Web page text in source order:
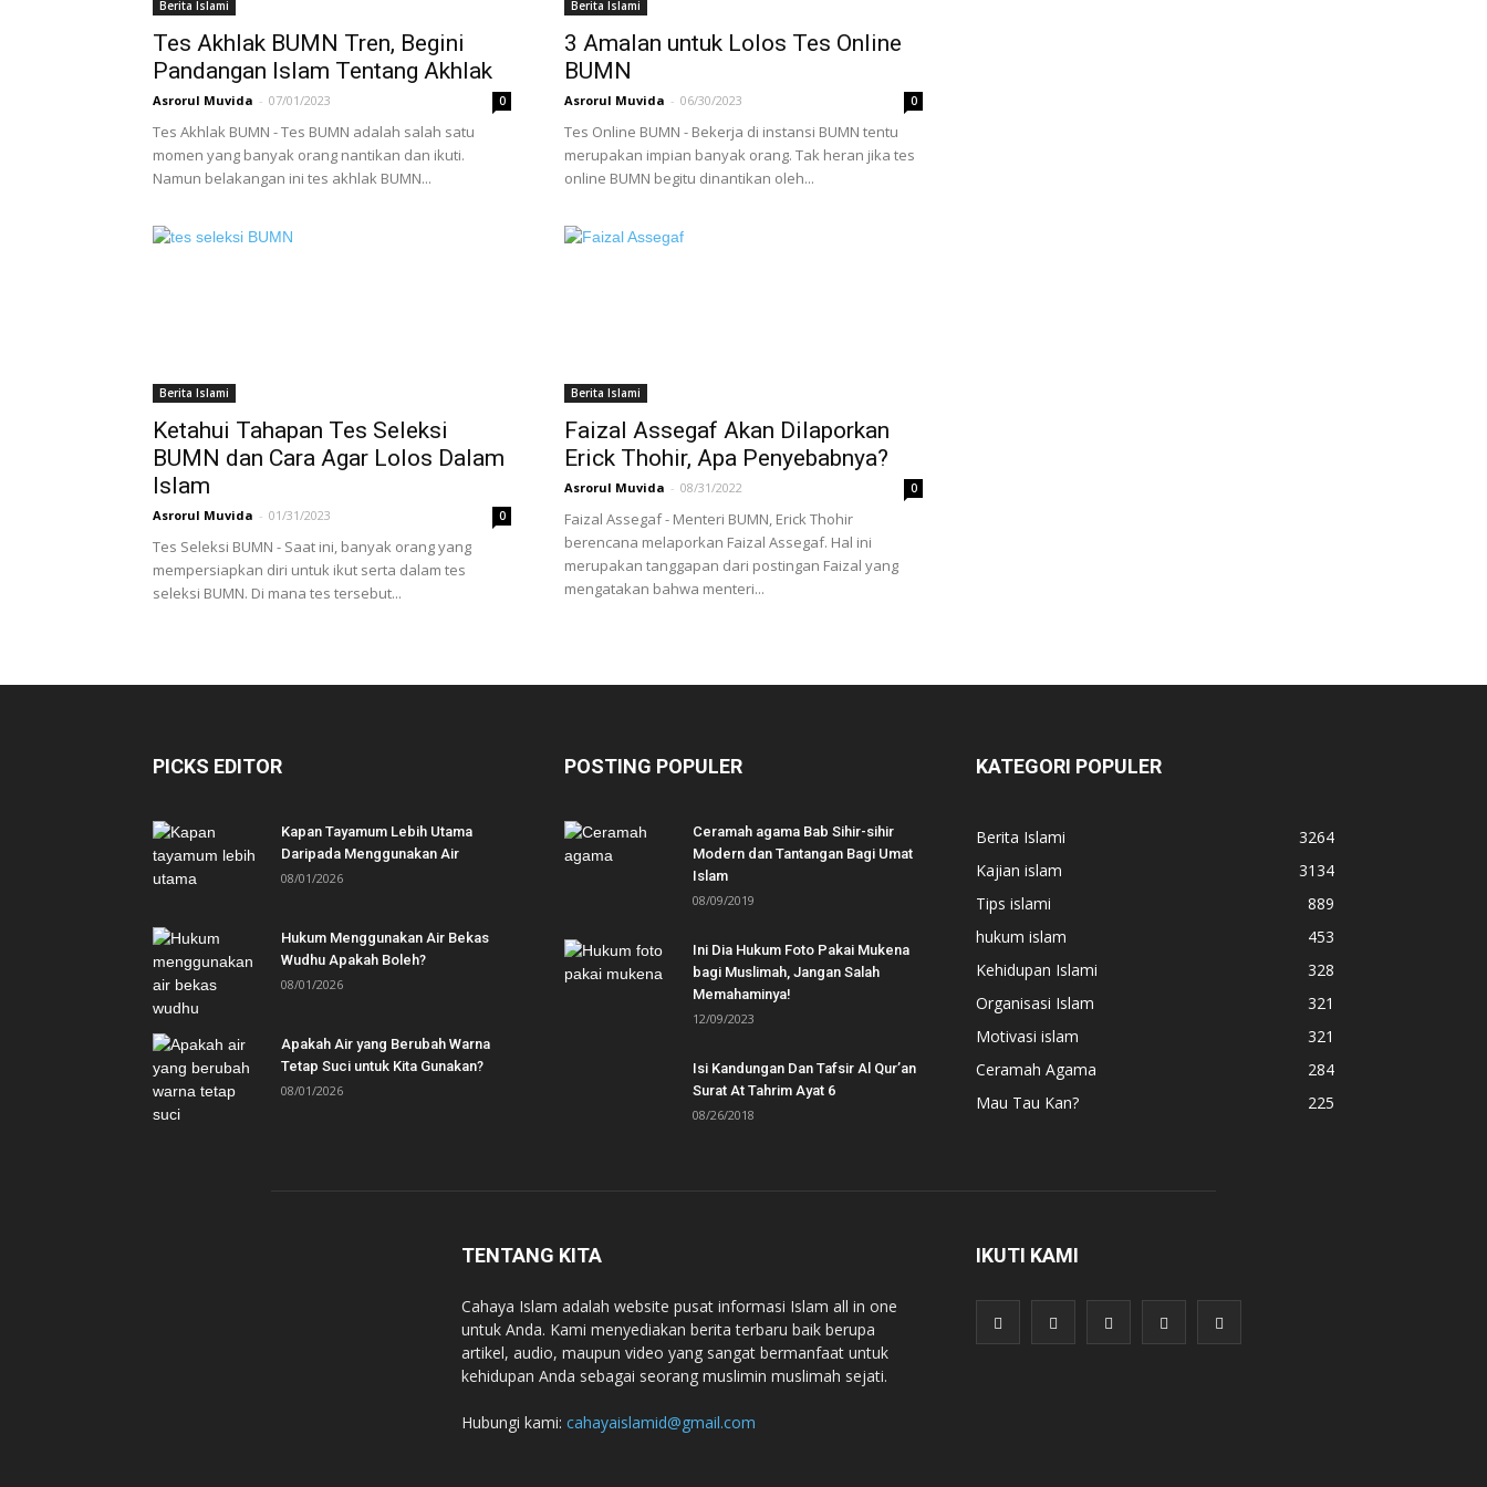
Berita Islami
Tes Akhlak BUMN Tren, Begini
Pandangan Islam Tentang Akhlak
Asrorul Muvida - 07/01/2023 0
Tes Akhlak BUMN - Tes BUMN adalah salah satu
momen yang banyak orang nantikan dan ikuti.
Namun belakangan ini tes akhlak BUMN...
Berita Islami
3 Amalan untuk Lolos Tes Online
BUMN
Asrorul Muvida - 06/30/2023 0
Tes Online BUMN - Bekerja di instansi BUMN tentu
merupakan impian banyak orang. Tak heran jika tes
online BUMN begitu dinantikan oleh...
Berita Islami
Ketahui Tahapan Tes Seleksi
BUMN dan Cara Agar Lolos Dalam
Islam
Asrorul Muvida - 01/31/2023 0
Tes Seleksi BUMN - Saat ini, banyak orang yang
mempersiapkan diri untuk ikut serta dalam tes
seleksi BUMN. Di mana tes tersebut...
Berita Islami
Faizal Assegaf Akan Dilaporkan
Erick Thohir, Apa Penyebabnya?
Asrorul Muvida - 08/31/2022 0
Faizal Assegaf - Menteri BUMN, Erick Thohir
berencana melaporkan Faizal Assegaf. Hal ini
merupakan tanggapan dari postingan Faizal yang
mengatakan bahwa menteri...
PICKS EDITOR
Kapan Tayamum Lebih Utama
Daripada Menggunakan Air
08/01/2026
Hukum Menggunakan Air Bekas
Wudhu Apakah Boleh?
08/01/2026
Apakah Air yang Berubah Warna
Tetap Suci untuk Kita Gunakan?
08/01/2026
POSTING POPULER
Ceramah agama Bab Sihir-sihir
Modern dan Tantangan Bagi Umat
Islam
08/09/2019
Ini Dia Hukum Foto Pakai Mukena
bagi Muslimah, Jangan Salah
Memahaminya!
12/09/2023
Isi Kandungan Dan Tafsir Al Qur’an
Surat At Tahrim Ayat 6
08/26/2018
KATEGORI POPULER
Berita Islami
3264
Kajian islam
3134
Tips islami
889
hukum islam
453
Kehidupan Islami
328
Organisasi Islam
321
Motivasi islam
321
Ceramah Agama
284
Mau Tau Kan?
225
TENTANG KITA
Cahaya Islam adalah website pusat informasi Islam all in one
untuk Anda. Kami menyediakan berita terbaru baik berupa
artikel, audio, maupun video yang sangat bermanfaat untuk
kehidupan Anda sebagai seorang muslimin muslimah sejati.
Hubungi kami: cahayaislamid@gmail.com
IKUTI KAMI